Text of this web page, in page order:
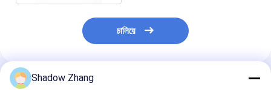
চালিয়ে
প্রস্তাবিত পণ্য
Shadow Zhang